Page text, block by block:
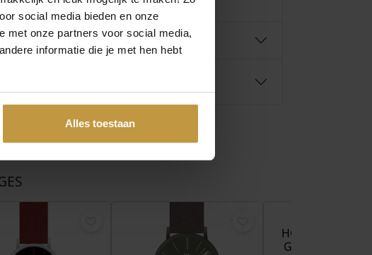
social media bieden en onze
met onze partners voor social media,
informatie die je met hen hebt
Alles toestaan
HORLOGE
GOLDPLATED